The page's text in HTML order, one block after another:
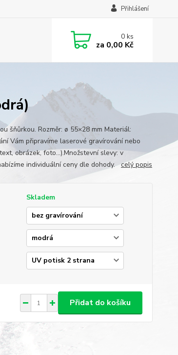
Přihlášení
0ks
za 0,00 Kč
šňůrkou. Rozměr: ø 55×28 mm Materiál:
Vám připravíme laserové gravírování nebo
obrázek, foto...).Množstevní slevy: v
individuální ceny dle dohody.celý popis
Skladem
Přidat do košíku